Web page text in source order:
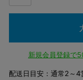
新規会員登録で
配送日目安：通常2～4